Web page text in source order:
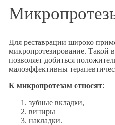
Для реставрации широко
микропротезирование. Такой
позволяет добиться
малоэффективны
К микропротезам относят:
зубные вкладки,
виниры
накладки.